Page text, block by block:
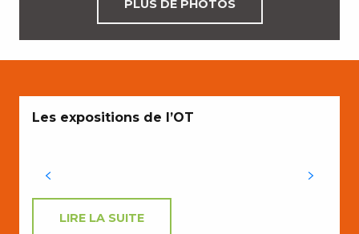
PLUS DE PHOTOS
Les expositions de l’OT
LIRE LA SUITE